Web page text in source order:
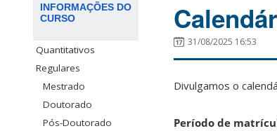
INFORMAÇÕES DO
CURSO
Quantitativos
Regulares
Mestrado
Doutorado
Pós-Doutorado
31/08/2025 16:53
Divulgamos o
Período de